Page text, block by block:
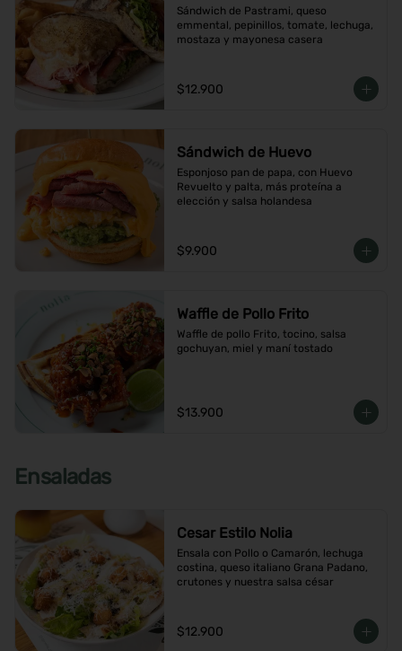
Sándwich de Pastrami, queso
emmental, pepinillos, tomate, lechuga,
mostaza y mayonesa casera
$12.900
Sándwich de Huevo
Esponjoso pan de papa, con Huevo
Revuelto y palta, más proteína a
elección y salsa holandesa
$9.900
Waffle de Pollo Frito
Waffle de pollo Frito, tocino, salsa
gochuyan, miel y maní tostado
$13.900
Ensaladas
Cesar Estilo Nolia
Ensala con Pollo o Camarón, lechuga
costina, queso italiano Grana Padano,
crutones y nuestra salsa césar
$12.900